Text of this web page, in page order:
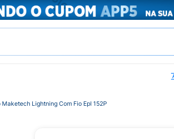
Maketech Lightning Com Fio Epl 152P